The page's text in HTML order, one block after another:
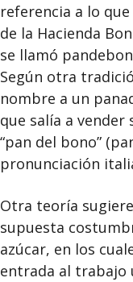
referencia a lo
de la Hacienda
se llamó
Según otra
nombre a un
que salía a
“pan del bono”
pronunciación
Otra teoría
supuesta
azúcar, en los
entrada al trabajo